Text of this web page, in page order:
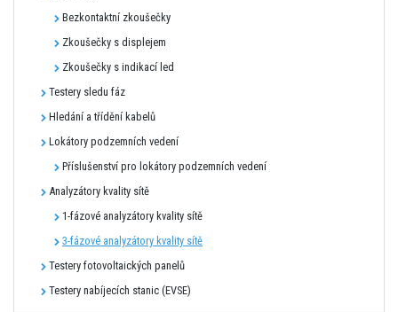
Bezkontaktní zkoušečky
Zkoušečky s displejem
Zkoušečky s indikací led
Testery sledu fáz
Hledání a třídění kabelů
Lokátory podzemních vedení
Příslušenství pro lokátory podzemních vedení
Analyzátory kvality sítě
1-fázové analyzátory kvality sítě
3-fázové analyzátory kvality sítě
Testery fotovoltaických panelů
Testery nabíjecích stanic (EVSE)